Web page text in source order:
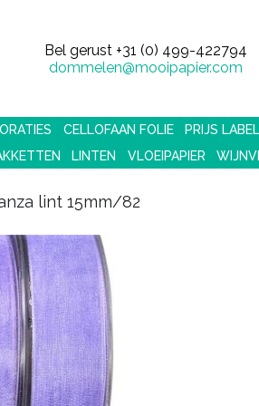
Bel gerust +31 (0) 499-422794
dommelen@mooipapier.com
CELLOFAAN FOLIE PRIJS
LINTEN VLOEIPAPIER
lint 15mm/82